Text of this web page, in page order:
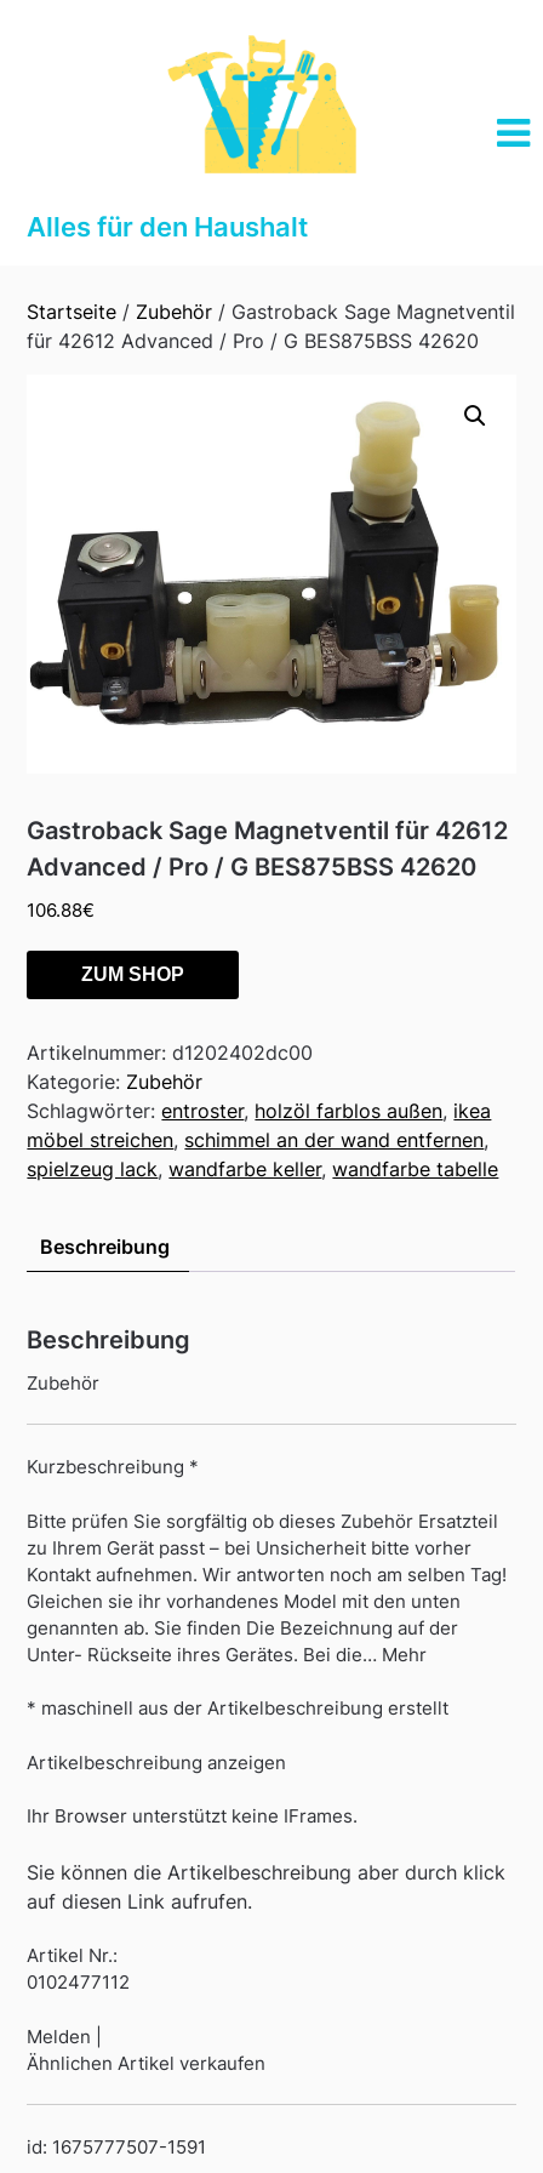
Alles für den Haushalt
Startseite / Zubehör / Gastroback Sage Magnetventil
für 42612 Advanced / Pro / G BES875BSS 42620
Gastroback Sage Magnetventil für 42612
Advanced / Pro / G BES875BSS 42620
106.88€
ZUM SHOP
Artikelnummer:d1202402dc00
Kategorie: Zubehör
Schlagwörter:entroster, holzöl farblos außen, ikea
möbel streichen, schimmel an der wand entfernen,
spielzeug lack,wandfarbe keller,wandfarbe tabelle
Beschreibung
Beschreibung
Zubehör
Kurzbeschreibung *
Bitte prüfen Sie sorgfältig ob dieses Zubehör Ersatzteil
zu Ihrem Gerät passt – bei Unsicherheit bitte vorher
Kontakt aufnehmen. Wir antworten noch am selben Tag!
Gleichen sie ihr vorhandenes Model mit den unten
genannten ab. Sie finden Die Bezeichnung auf der
Unter- Rückseite ihres Gerätes. Bei die… Mehr
* maschinell aus der Artikelbeschreibung erstellt
Artikelbeschreibung anzeigen
Ihr Browser unterstützt keine IFrames.
Sie können die Artikelbeschreibung aber durch klick
auf diesen Link aufrufen.
Artikel Nr.:
0102477112
Melden |
Ähnlichen Artikel verkaufen
id: 1675777507-1591